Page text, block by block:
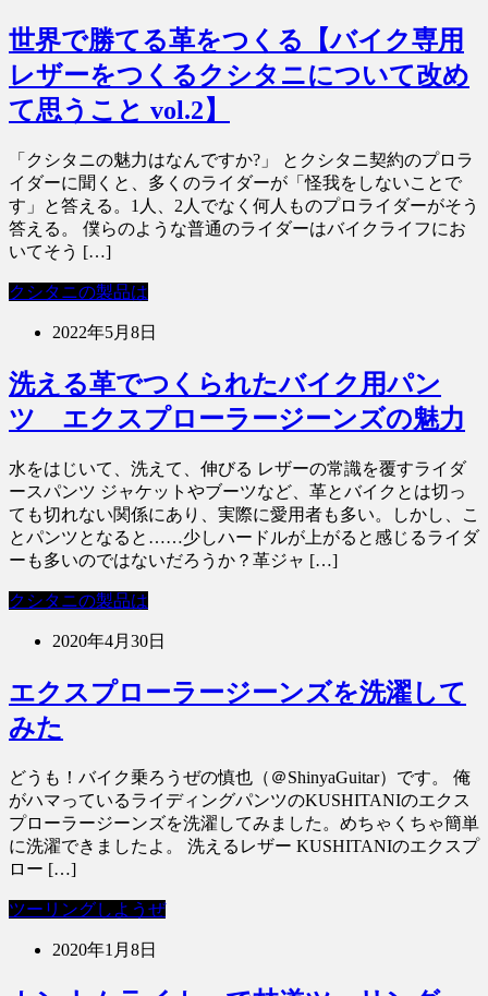
世界で勝てる革をつくる【バイク専用
レザーをつくるクシタニについて改め
て思うこと vol.2】
「クシタニの魅力はなんですか?」 とクシタニ契約のプロラ
イダーに聞くと、多くのライダーが「怪我をしないことで
す」と答える。1人、2人でなく何人ものプロライダーがそう
答える。 僕らのような普通のライダーはバイクライフにお
いてそう […]
クシタニの製品は
2022年5月8日
洗える革でつくられたバイク用パン
ツ エクスプローラージーンズの魅力
水をはじいて、洗えて、伸びる レザーの常識を覆すライダ
ースパンツ ジャケットやブーツなど、革とバイクとは切っ
ても切れない関係にあり、実際に愛用者も多い。しかし、こ
とパンツとなると……少しハードルが上がると感じるライダ
ーも多いのではないだろうか？革ジャ […]
クシタニの製品は
2020年4月30日
エクスプローラージーンズを洗濯して
みた
どうも！バイク乗ろうぜの慎也（＠ShinyaGuitar）です。 俺
がハマっているライディングパンツのKUSHITANIのエクス
プローラージーンズを洗濯してみました。めちゃくちゃ簡単
に洗濯できましたよ。 洗えるレザー KUSHITANIのエクスプ
ロー […]
ツーリングしようぜ
2020年1月8日